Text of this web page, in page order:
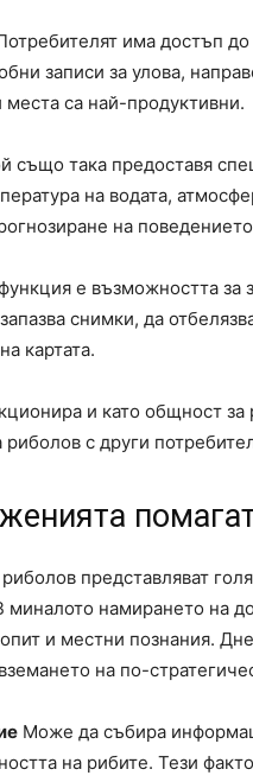
има достъп
записи за улова,
места са най-продуктивни.
също така предоставя
на водата,
на
е възможността за
снимки, да
картата.
и като общност
с други
представляват
миналото намирането на
и местни познания.
на по-
Може да събира
на рибите. Тези